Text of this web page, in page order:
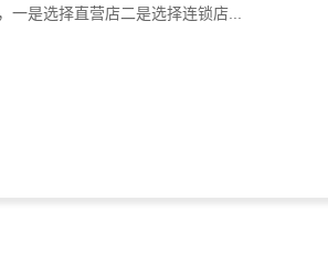
是选择直营店二是选择连锁店...